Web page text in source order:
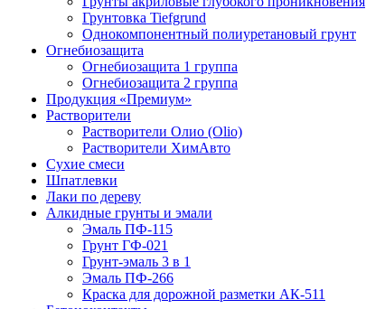
Грунтовка Tiefgrund
Однокомпонентный полиуретановый грунт
Огнебиозащита
Огнебиозащита 1 группа
Огнебиозащита 2 группа
Продукция «Премиум»
Растворители
Растворители Олио (Olio)
Растворители ХимАвто
Сухие смеси
Шпатлевки
Лаки по дереву
Алкидные грунты и эмали
Эмаль ПФ-115
Грунт ГФ-021
Грунт-эмаль 3 в 1
Эмаль ПФ-266
Краска для дорожной разметки АК-511